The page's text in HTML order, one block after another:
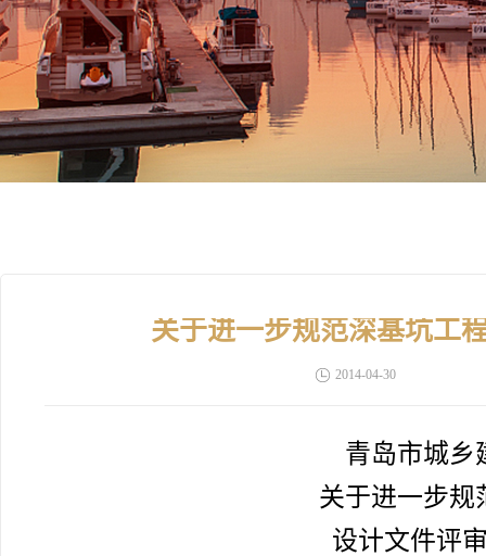
关于进一步规范深基坑工
2014-04-30
青岛市城乡
关于进一步规
设计文件评